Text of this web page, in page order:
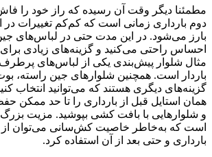
مطمئنا دیگر وقت آن رسیده که راز خود را
دوم بارداری زمانی است که کم‌کم تغییرات در
بارز می‌شود. در این مدت حتی در لباس‌های
احساس راحتی می‌کنید و گزینه‌های زیادی برای
مثال شلوار پیش‌بندی یکی از لباس‌های
باردار است. همچنین شلوارهای جین راسته،
گزینه‌های دیگری هستند که می‌توانید انتخاب
همان استایل قبل از بارداری را تا حد ممکن
و شلوارهایی با بافت کشی بپوشید. مزیت بزرگ
است که به‌خاطر خاصیت کش‌سانی می‌توان از
بارداری و حتی بعد از آن استفاده کرد.